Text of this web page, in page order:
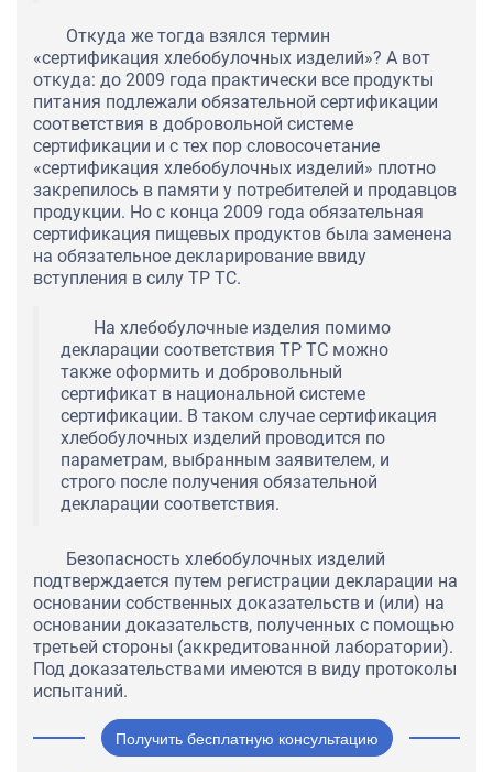
Откуда же тогда взялся термин
«сертификация хлебобулочных изделий»? А вот
откуда: до 2009 года практически все продукты
питания подлежали обязательной сертификации
соответствия в добровольной системе
сертификации и с тех пор словосочетание
«сертификация хлебобулочных изделий» плотно
закрепилось в памяти у потребителей и продавцов
продукции. Но с конца 2009 года обязательная
сертификация пищевых продуктов была заменена
на обязательное декларирование ввиду
вступления в силу ТР ТС.
На хлебобулочные изделия помимо
декларации соответствия ТР ТС можно
также оформить и добровольный
сертификат в национальной системе
сертификации. В таком случае сертификация
хлебобулочных изделий проводится по
параметрам, выбранным заявителем, и
строго после получения обязательной
декларации соответствия.
Безопасность хлебобулочных изделий
подтверждается путем регистрации декларации на
основании собственных доказательств и (или) на
основании доказательств, полученных с помощью
третьей стороны (аккредитованной лаборатории).
Под доказательствами имеются в виду протоколы
испытаний.
Получить бесплатную консультацию